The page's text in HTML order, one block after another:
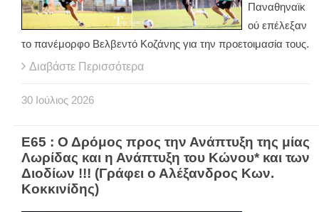
Παναθηναϊκ
ού επέλεξαν
το πανέμορφο Βελβεντό Κοζάνης για την προετοιμασία τους.
Διαβάστε Περισσότερα
30 Ιούλιος 2026
Ε65 : Ο Δρόμος προς την Ανάπτυξη της μίας
Λωρίδας και η Ανάπτυξη του Κώνου* και των
Διοδίων !!! (Γράφει ο Αλέξανδρος Κων.
Κοκκινίδης)